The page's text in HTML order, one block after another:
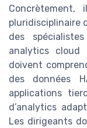
pluridisciplinaire
des
analytics
doivent
des données
applications
d’analytics
Les dirigeants